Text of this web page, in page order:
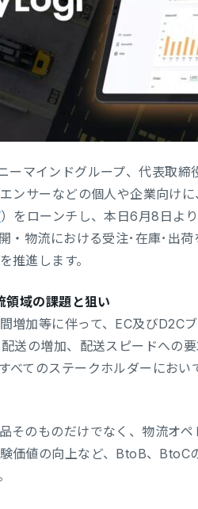
マインドグループ、代表取締
ンサーなどの個人や企業向け
）をローンチし、本日6月8日よ
・物流における受注･在庫･出
推進します。
域の課題と狙い
増加等に伴って、EC及びD2C
送の増加、配送スピードへの
べてのステークホルダーにお
そのものだけでなく、物流オ
価値の向上など、BtoB、BtoC